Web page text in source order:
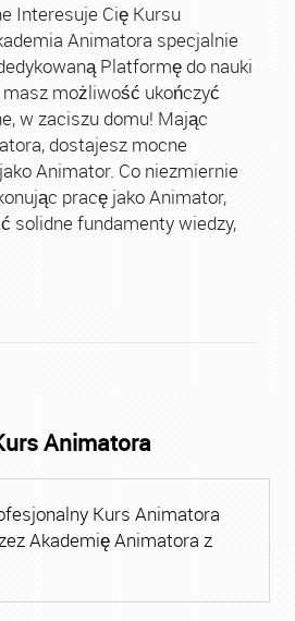
Interesuje Cię Kursu
Animatora specjalnie
Platformę do nauki
możliwość ukończyć
w zaciszu domu! Mając
dostajesz mocne
Animator. Co niezmiernie
pracę jako Animator,
solidne fundamenty wiedzy,
Animatora
Kurs Animatora
Akademię Animatora z